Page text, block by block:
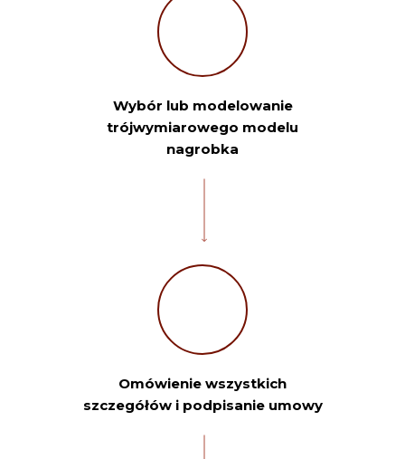
Wybór lub modelowanie
trójwymiarowego modelu
nagrobka
Omówienie wszystkich
szczegółów i podpisanie umowy